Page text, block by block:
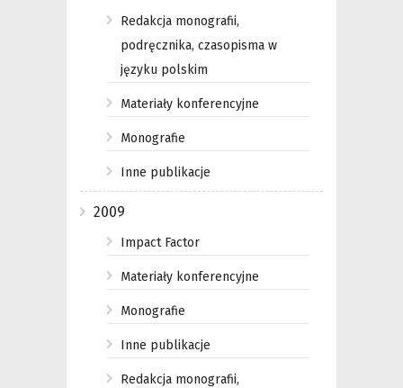
Redakcja monografii,
podręcznika, czasopisma w
języku polskim
Materiały konferencyjne
Monografie
Inne publikacje
2009
Impact Factor
Materiały konferencyjne
Monografie
Inne publikacje
Redakcja monografii,